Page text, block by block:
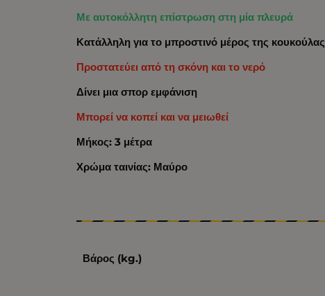
Με αυτοκόλλητη επίστρωση στη μία πλευρά
Κατάλληλη για το μπροστινό μέρος της κουκούλας
Προστατεύει από τη σκόνη και το νερό
Δίνει μια σπορ εμφάνιση
Μπορεί να κοπεί και να μειωθεί
Μήκος: 3 μέτρα
Χρώμα ταινίας: Μαύρο
Βάρος (kg.)